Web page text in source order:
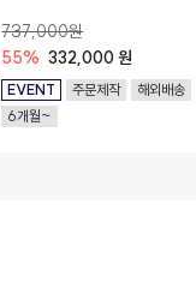
737,000원
55% 332,000 원
EVENT 주문제작
해외배송
6개월~